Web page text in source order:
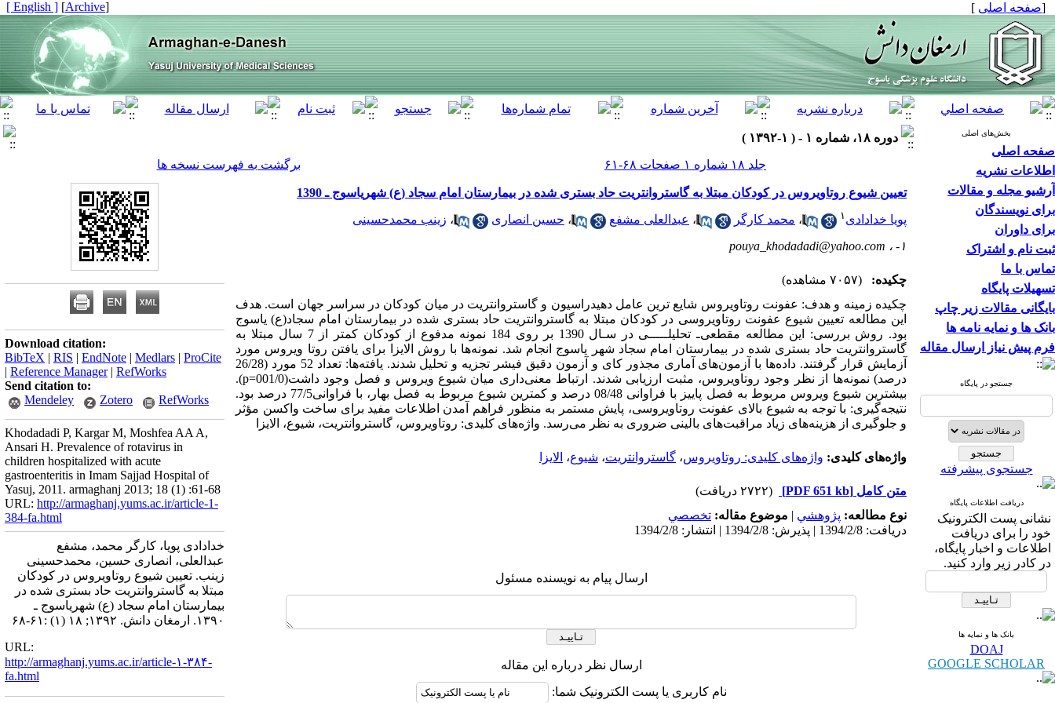
[صفحه اصلی ]
[
Archive
]
[ English ]
بخش‌های اصلی
صفحه اصلی
اطلاعات نشریه
آرشیو مجله و مقالات
برای نویسندگان
برای داوران
ثبت نام و اشتراک
تماس با ما
تسهیلات پایگاه
بایگانی مقالات زیر چاپ
بانک ها و نمایه نامه ها
فرم پیش نیاز ارسال مقاله
جستجو در پایگاه
جستجوی پیشرفته
دریافت اطلاعات پایگاه
نشانی پست الکترونیک
خود را برای دریافت
اطلاعات و اخبار پایگاه،
در کادر زیر وارد کنید.
بانک ها و نمایه ها
DOAJ
GOOGLE SCHOLAR
دوره ۱۸، شماره ۱ - ( ۱-۱۳۹۲ )
جلد ۱۸ شماره ۱ صفحات ۶۸-۶۱
برگشت به فهرست نسخه ها
تعیین شیوع روتاویروس در کودکان مبتلا به گاستروانتریت حاد بستری شده در بیمارستان امام سجاد (ع) شهریاسوج ـ 1390
پویا خدادادی ۱ ، محمد کارگر ، عبدالعلی مشفع ، حسین انصاری ، زینب محمدحسینی
۱- ،
pouya_khodadadi@yahoo.com
چکیده:
(۷۰۵۷ مشاهده)
چکیده زمینه و هدف: عفونت روتاویروس شایع ترین عامل دهیدراسیون و گاستروانتریت در میان کودکان در سراسر جهان است. هدف
این مطالعه تعیین شیوع عفونت روتاویروسی در کودکان مبتلا به گاستروانتریت حاد بستری شده در بیمارستان امام سجاد(ع) یاسوج
بود. روش بررسی: این مطالعه مقطعی‌ـ تحلیلـــــی در سـال 1390 بر روی 184 نمونه مدفوع از کودکان کمتر از 7 سال مبتلا به
گاستروانتریت حاد بستری شده در بیمارستان امام سجاد شهر یاسوج انجام شد. نمونه‌ها با روش الایزا برای یافتن روتا ویروس مورد
آزمایش قرار گرفتند. داده‌ها با آزمون‌های آماری مجذور کای و آزمون دقیق فیشر تجزیه و تحلیل شدند. یافته‌ها: تعداد 52 مورد (26/28
درصد) نمونه‌ها از نظر وجود روتاویروس، مثبت ارزیابی شدند. ارتباط معنی‌داری میان شیوع ویروس و فصل وجود داشت(001/0=p).
بیشترین شیوع ویروس مربوط به فصل پاییز با فراوانی 08/48 درصد و کمترین شیوع مربوط به فصل بهار، با فراوانی77/5 درصد بود.
نتیجه‌گیری: با توجه به شیوع بالای عفونت روتاویروسی، پایش مستمر به منظور فراهم آمدن اطلاعات مفید برای ساخت واکسن مؤثر
و جلوگیری از هزینه‌های زیاد مراقبت‌های بالینی ضروری به نظر می‌رسد. واژه‌های کلیدی: روتاویروس، گاستروانتریت، شیوع، الایزا
واژه‌های کلیدی: واژه‌های کلیدی: روتاویروس، گاستروانتریت، شیوع، الایزا
متن کامل [PDF 651 kb]
(۲۷۲۲ دریافت)
نوع مطالعه: پژوهشي | موضوع مقاله: تخصصي
دریافت: 1394/2/8 | پذیرش: 1394/2/8 | انتشار: 1394/2/8
ارسال پیام به نویسنده مسئول
ارسال نظر درباره این مقاله
نام کاربری یا پست الکترونیک شما:
Download citation:
BibTeX | RIS | EndNote | Medlars | ProCite
| Reference Manager| RefWorks
Send citation to:
Mendeley
Zotero RefWorks
Khodadadi P, Kargar M, Moshfea AA A,
Ansari H. Prevalence of rotavirus in
children hospitalized with acute
gastroenteritis in Imam Sajjad Hospital of
Yasuj, 2011. armaghanj 2013; 18 (1) :61-68
URL: http://armaghanj.yums.ac.ir/article-1-
384-fa.html
خدادادی پویا، کارگر محمد، مشفع
عبدالعلی، انصاری حسین، محمدحسینی
زینب. تعیین شیوع روتاویروس در کودکان
مبتلا به گاستروانتریت حاد بستری شده در
بیمارستان امام سجاد (ع) شهریاسوج ـ
۱۳۹۰. ارمغان دانش. ۱۳۹۲; ۱۸ (۱) :۶۱-۶۸
URL:
http://armaghanj.yums.ac.ir/article-۱-۳۸۴-
fa.html